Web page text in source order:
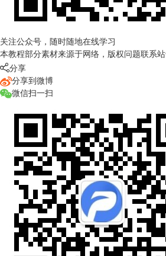
关注公众号，随时随地在线学习
本教程部分素材来源于网络，版权问题联系
分享
分享到微博
微信扫一扫